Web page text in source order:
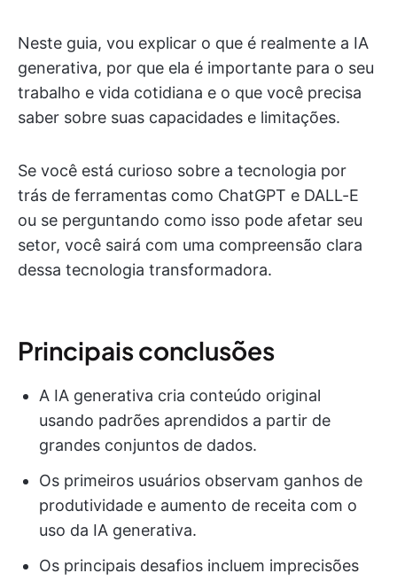
Neste guia, vou explicar o que é realmente a IA
generativa, por que ela é importante para o seu
trabalho e vida cotidiana e o que você precisa
saber sobre suas capacidades e limitações.
Se você está curioso sobre a tecnologia por
trás de ferramentas como ChatGPT e DALL-E
ou se perguntando como isso pode afetar seu
setor, você sairá com uma compreensão clara
dessa tecnologia transformadora.
Principais conclusões
A IA generativa cria conteúdo original
usando padrões aprendidos a partir de
grandes conjuntos de dados.
Os primeiros usuários observam ganhos de
produtividade e aumento de receita com o
uso da IA generativa.
Os principais desafios incluem imprecisões